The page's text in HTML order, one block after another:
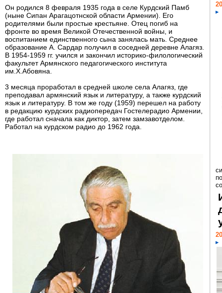
Он родился 8 февраля 1935 года в селе Курдский Памб
(ныне Сипан Арагацотнской области Армении). Его
родителями были простые крестьяне. Отец погиб на
фронте во время Великой Отечественной войны, и
воспитанием единственного сына занялась мать. Среднее
образование А. Сардар получил в соседней деревне Алагяз.
В 1954-1959 гг. учился и закончил историко-филологический
факультет Армянского педагогического института
им.Х.Абовяна.
3 месяца проработал в средней школе села Алагяз, где
преподавал армянский язык и литературу, а также курдский
язык и литературу. В том же году (1959) перешел на работу
в редакцию курдских радиопередач Гостелерадио Армении,
где работал сначала как диктор, затем замзавотделом.
Работал на курдском радио до 1962 года.